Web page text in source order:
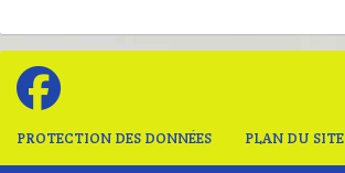
PROTECTION DES DONNÉES PLAN DU SITE